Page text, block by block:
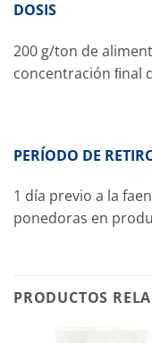
DOSIS
200 g/ton de
concentración ﬁnal
PERÍODO DE
1 día previo a la
ponedoras en
PRODUCTOS